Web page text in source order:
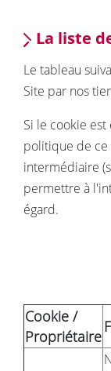
La liste
Le tableau
Site par nos
Si le cookie
politique de ce
intermédiaire
permettre à
égard.
Cookie /
Propriétaire